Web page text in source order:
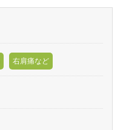
右肩痛など